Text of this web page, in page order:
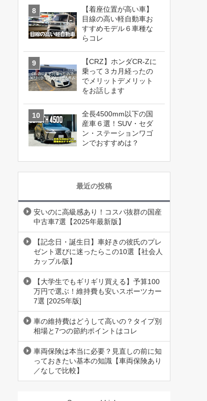
【着座位置が高い車】
目線の高い軽自動車お
すすめモデル６車種な
らコレ
【CRZ】ホンダCR-Zに
乗って３カ月経ったの
でメリットデメリット
をお話します
全長4500mm以下の国
産車６選！SUV・セダ
ン・ステーションワゴ
ンでおすすめは？
最近の投稿
安いのに高級感あり！コスパ抜群の国産
中古車7選【2025年最新版】
【記念日・誕生日】車好きの彼氏のプレ
ゼント選びに迷ったらこの10選【社会人
カップル版】
【大学生でもギリギリ買える】予算100
万円で選ぶ！維持費も安いスポーツカー
7選 [2025年版]
車の維持費はどうして高いの？タイプ別
相場と7つの節約ポイントはコレ
車両保険は本当に必要？見直しの前に知
っておきたい基本の知識【車両保険あり
／なしで比較】